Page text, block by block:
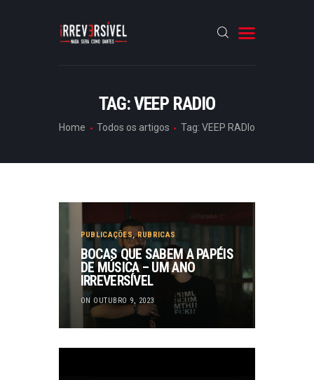
TAG: VEEP RADIO
Home Todos os artigos Tag: VEEP RADIo
CRÓNICAS
PUBLICAÇÕES,RUBRICAS
BOCAS QUE SABEM A PAPÉIS
DE MÚSICA – UM ANO
IRREVERSÍVEL
ON OUTUBRO 9, 2023